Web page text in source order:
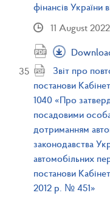
фінансів
11 August 2022
Звіт про
постанови
1040 «Про
посадовими
дотриманням
законодавства
автомобільних
постанови
2012 р. № 451»